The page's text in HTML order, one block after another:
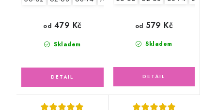
Skladem
od 479 Kč
Skladem
od 579 Kč